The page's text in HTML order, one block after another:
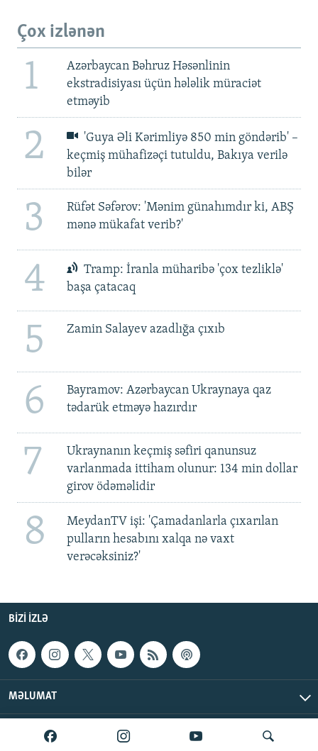
Çox izlənən
1
Azərbaycan Bəhruz Həsənlinin
ekstradisiyası üçün hələlik müraciət
etməyib
2
'Guya Əli Kərimliyə 850 min göndərib' –
keçmiş mühafizəçi tutuldu, Bakıya verilə
bilər
3
Rüfət Səfərov: 'Mənim günahımdır ki, ABŞ
mənə mükafat verib?'
4
Tramp: İranla müharibə 'çox tezliklə'
başa çatacaq
5 Zamin Salayev azadlığa çıxıb
6
Bayramov: Azərbaycan Ukraynaya qaz
tədarük etməyə hazırdır
7
Ukraynanın keçmiş səfiri qanunsuz
varlanmada ittiham olunur: 134 min dollar
girov ödəməlidir
8
MeydanTV işi: 'Çamadanlarla çıxarılan
pulların hesabını xalqa nə vaxt
verəcəksiniz?'
BIZI IZLƏ
MƏLUMAT
AzadlıqRadiosu © 2026 Inc. | Bütün hüquqlar qorunur